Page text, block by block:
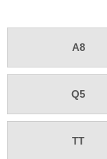
Antennenstecker
Antennenverstärker
Antennenzubehör
A8
Q5
TT